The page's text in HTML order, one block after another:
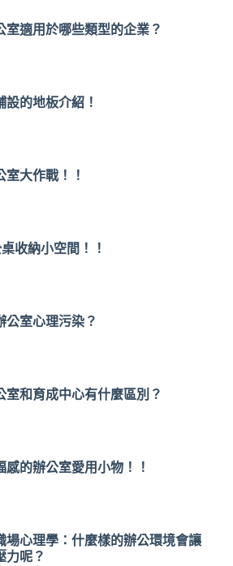
室適用於哪些類型的企業？
設的地板介紹！
室大作戰！！
收納小空間！！
公室心理污染？
室和育成中心有什麼區別？
感的辦公室愛用小物！！
場心理學：什麼樣的辦公環境會讓
力呢？